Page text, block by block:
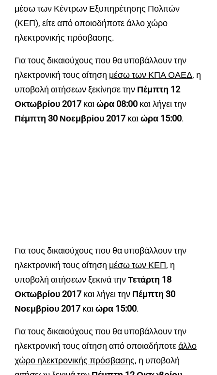
μέσω των Κέντρων Εξυπηρέτησης Πολιτών
(ΚΕΠ), είτε από οποιοδήποτε άλλο χώρο
ηλεκτρονικής πρόσβασης.
Για τους δικαιούχους που θα υποβάλλουν την
ηλεκτρονική τους αίτηση μέσω των ΚΠΑ ΟΑΕΔ, η
υποβολή αιτήσεων ξεκίνησε την Πέμπτη 12
Οκτωβρίου 2017 καιώρα 08:00 και λήγει την
Πέμπτη 30 Νοεμβρίου 2017 καιώρα 15:00.
Για τους δικαιούχους που θα υποβάλλουν την
ηλεκτρονική τους αίτηση μέσω των ΚΕΠ, η
υποβολή αιτήσεων ξεκινά τηνΤετάρτη 18
Οκτωβρίου 2017 και λήγει την Πέμπτη 30
Νοεμβρίου 2017 καιώρα 15:00.
Για τους δικαιούχους που θα υποβάλλουν την
ηλεκτρονική τους αίτηση από οποιαδήποτεάλλο
χώρο ηλεκτρονικής πρόσβασης, η υποβολή